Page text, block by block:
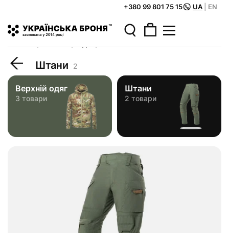
+380 99 801 75 15 UA EN
Штани 2
Верхній одяг
3 товари
Штани
2 товари